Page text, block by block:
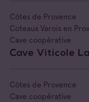
Côtes de Provence
Coteaux Varois en
Cave coopérative
Cave Viticole
Côtes de Provence
Cave coopérative